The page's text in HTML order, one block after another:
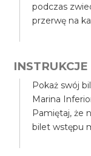
podczas
przerwę na
INSTRUKCJE
Pokaż swój
Marina
Pamiętaj, że
bilet wstępu